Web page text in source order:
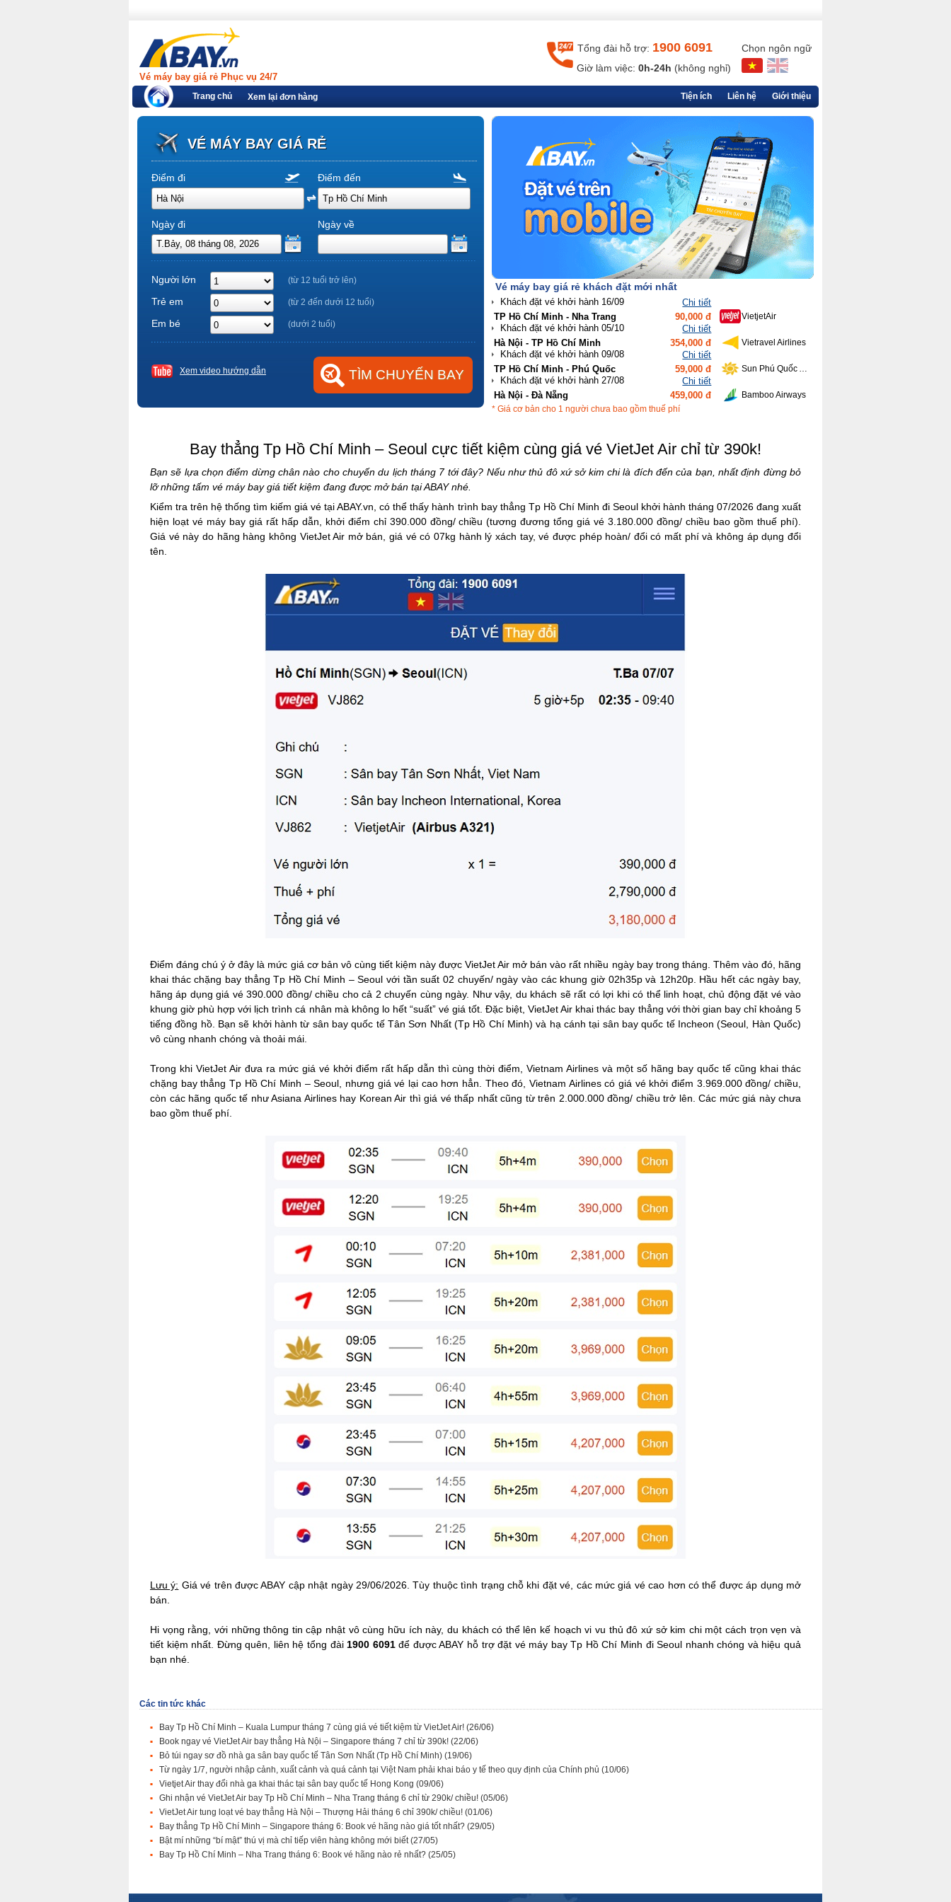
Vé máy bay giá rẻ Phục vụ 24/7
Tổng đài hỗ trợ: 1900 6091
Giờ làm việc: 0h-24h (không nghỉ)
Chọn ngôn ngữ
Trang chủ Xem lại đơn hàng Giới thiệu
Liên hệ
Tiện ích
VÉ MÁY BAY GIÁ RẺ
Điểm đi Điểm đến
Ngày đi Ngày về
Người lớn (từ 12 tuổi trở lên)
Trẻ em (từ 2 đến dưới 12 tuổi)
Em bé (dưới 2 tuổi)
Xem video hướng dẫn
Vé máy bay giá rẻ khách đặt mới nhất
TP Hồ Chí Minh - Nha Trang 90,000 đ
Chi tiết
VietjetAir
Hà Nội - TP Hồ Chí Minh 354,000 đ
Chi tiết
Vietravel Airlines
TP Hồ Chí Minh - Phú Quốc 59,000 đ
Chi tiết
Sun Phú Quốc Airways
Hà Nội - Đà Nẵng 459,000 đ
Chi tiết
Bamboo Airways
* Giá cơ bản cho 1 người chưa bao gồm thuế phí
Bay thẳng Tp Hồ Chí Minh – Seoul cực tiết kiệm cùng giá vé VietJet Air chỉ từ 390k!
Bạn sẽ lựa chọn điểm dừng chân nào cho chuyến du lịch tháng 7 tới đây? Nếu như thủ đô xứ sở kim chi là đích đến của bạn, nhất định đừng bỏ
lỡ những tấm vé máy bay giá tiết kiệm đang được mở bán tại ABAY nhé.
Kiểm tra trên hệ thống tìm kiếm giá vé tại ABAY.vn, có thể thấy hành trình bay thẳng Tp Hồ Chí Minh đi Seoul khởi hành tháng 07/2026 đang xuất
hiện loạt vé máy bay giá rất hấp dẫn, khởi điểm chỉ 390.000 đồng/ chiều (tương đương tổng giá vé 3.180.000 đồng/ chiều bao gồm thuế phí).
Giá vé này do hãng hàng không VietJet Air mở bán, giá vé có 07kg hành lý xách tay, vé được phép hoàn/ đổi có mất phí và không áp dụng đổi
tên.
Điểm đáng chú ý ở đây là mức giá cơ bản vô cùng tiết kiệm này được VietJet Air mở bán vào rất nhiều ngày bay trong tháng. Thêm vào đó, hãng
khai thác chặng bay thẳng Tp Hồ Chí Minh – Seoul với tần suất 02 chuyến/ ngày vào các khung giờ 02h35p và 12h20p. Hầu hết các ngày bay,
hãng áp dụng giá vé 390.000 đồng/ chiều cho cả 2 chuyến cùng ngày. Như vậy, du khách sẽ rất có lợi khi có thể linh hoạt, chủ động đặt vé vào
khung giờ phù hợp với lịch trình cá nhân mà không lo hết “suất” vé giá tốt. Đặc biệt, VietJet Air khai thác bay thẳng với thời gian bay chỉ khoảng 5
tiếng đồng hồ. Bạn sẽ khởi hành từ sân bay quốc tế Tân Sơn Nhất (Tp Hồ Chí Minh) và hạ cánh tại sân bay quốc tế Incheon (Seoul, Hàn Quốc)
vô cùng nhanh chóng và thoải mái.
Trong khi VietJet Air đưa ra mức giá vé khởi điểm rất hấp dẫn thì cùng thời điểm, Vietnam Airlines và một số hãng bay quốc tế cũng khai thác
chặng bay thẳng Tp Hồ Chí Minh – Seoul, nhưng giá vé lại cao hơn hẳn. Theo đó, Vietnam Airlines có giá vé khởi điểm 3.969.000 đồng/ chiều,
còn các hãng quốc tế như Asiana Airlines hay Korean Air thì giá vé thấp nhất cũng từ trên 2.000.000 đồng/ chiều trở lên. Các mức giá này chưa
bao gồm thuế phí.
Lưu ý: Giá vé trên được ABAY cập nhật ngày 29/06/2026. Tùy thuộc tình trạng chỗ khi đặt vé, các mức giá vé cao hơn có thể được áp dụng mở
bán.
Hi vọng rằng, với những thông tin cập nhật vô cùng hữu ích này, du khách có thể lên kế hoạch vi vu thủ đô xứ sở kim chi một cách trọn vẹn và
tiết kiệm nhất. Đừng quên, liên hệ tổng đài 1900 6091để được ABAY hỗ trợ đặt vé máy bay Tp Hồ Chí Minh đi Seoul nhanh chóng và hiệu quả
bạn nhé.
Các tin tức khác
Bay Tp Hồ Chí Minh – Kuala Lumpur tháng 7 cùng giá vé tiết kiệm từ VietJet Air! (26/06)
Book ngay vé VietJet Air bay thẳng Hà Nội – Singapore tháng 7 chỉ từ 390k! (22/06)
Bỏ túi ngay sơ đồ nhà ga sân bay quốc tế Tân Sơn Nhất (Tp Hồ Chí Minh) (19/06)
Từ ngày 1/7, người nhập cảnh, xuất cảnh và quá cảnh tại Việt Nam phải khai báo y tế theo quy định của Chính phủ (10/06)
Vietjet Air thay đổi nhà ga khai thác tại sân bay quốc tế Hong Kong (09/06)
Ghi nhận vé VietJet Air bay Tp Hồ Chí Minh – Nha Trang tháng 6 chỉ từ 290k/ chiều! (05/06)
VietJet Air tung loạt vé bay thẳng Hà Nội – Thượng Hải tháng 6 chỉ 390k/ chiều! (01/06)
Bay thẳng Tp Hồ Chí Minh – Singapore tháng 6: Book vé hãng nào giá tốt nhất? (29/05)
Bật mí những “bí mật” thú vị mà chỉ tiếp viên hàng không mới biết(27/05)
Bay Tp Hồ Chí Minh – Nha Trang tháng 6: Book vé hãng nào rẻ nhất? (25/05)